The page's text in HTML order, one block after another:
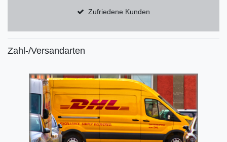
Zufriedene Kunden
Zahl-/Versandarten